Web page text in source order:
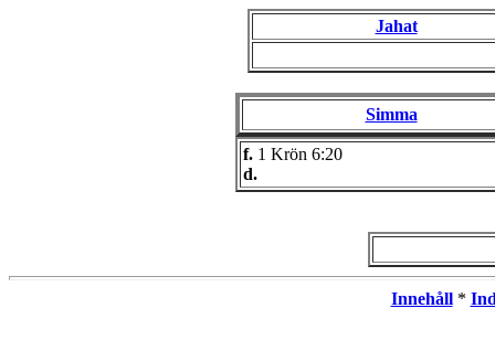
Jahat
Simma
f. 1 Krön 6:20
d.
Innehåll*